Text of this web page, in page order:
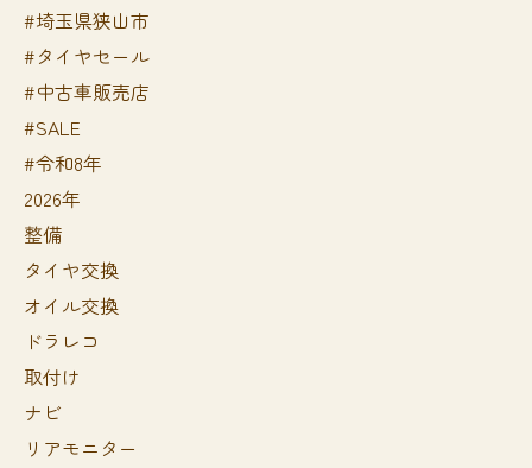
#埼玉県狭山市
#タイヤセール
#中古車販売店
#SALE
#令和8年
2026年
整備
タイヤ交換
オイル交換
ドラレコ
取付け
ナビ
リアモニター